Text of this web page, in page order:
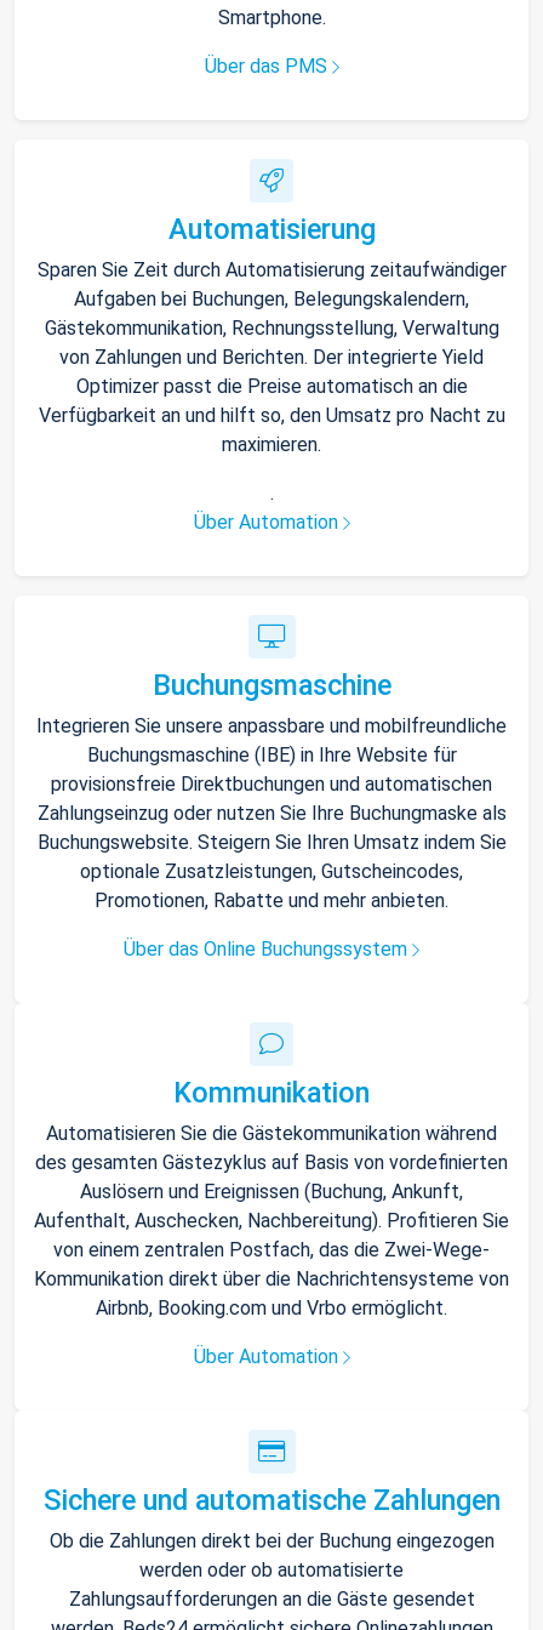
Smartphone.
Über das PMS
Automatisierung
Sparen Sie Zeit durch Automatisierung zeitaufwändiger
Aufgaben bei Buchungen, Belegungskalendern,
Gästekommunikation, Rechnungsstellung, Verwaltung
von Zahlungen und Berichten. Der integrierte Yield
Optimizer passt die Preise automatisch an die
Verfügbarkeit an und hilft so, den Umsatz pro Nacht zu
maximieren.
.
Über Automation
Buchungsmaschine
Integrieren Sie unsere anpassbare und mobilfreundliche
Buchungsmaschine (IBE) in Ihre Website für
provisionsfreie Direktbuchungen und automatischen
Zahlungseinzug oder nutzen Sie Ihre Buchungmaske als
Buchungswebsite. Steigern Sie Ihren Umsatz indem Sie
optionale Zusatzleistungen, Gutscheincodes,
Promotionen, Rabatte und mehr anbieten.
Über das Online Buchungssystem
Kommunikation
Automatisieren Sie die Gästekommunikation während
des gesamten Gästezyklus auf Basis von vordefinierten
Auslösern und Ereignissen (Buchung, Ankunft,
Aufenthalt, Auschecken, Nachbereitung). Profitieren Sie
von einem zentralen Postfach, das die Zwei-Wege-
Kommunikation direkt über die Nachrichtensysteme von
Airbnb, Booking.com und Vrbo ermöglicht.
Über Automation
Sichere und automatische Zahlungen
Ob die Zahlungen direkt bei der Buchung eingezogen
werden oder ob automatisierte
Zahlungsaufforderungen an die Gäste gesendet